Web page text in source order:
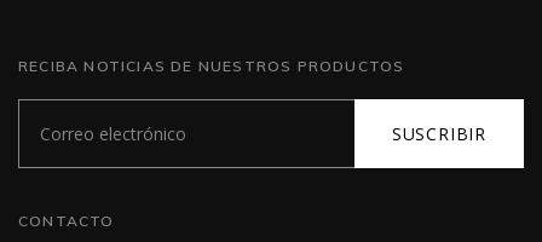
RECIBA NOTICIAS DE NUESTROS PRODUCTOS
SUSCRIBIR
CONTACTO